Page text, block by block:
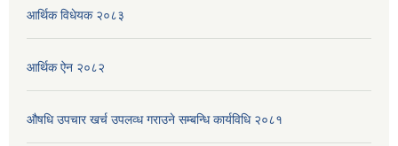
आर्थिक विधेयक २०८३
आर्थिक ऐन २०८२
औषधि उपचार खर्च उपलव्ध गराउने सम्बन्धि कार्यविधि २०८१